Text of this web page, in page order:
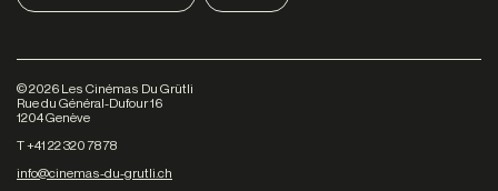
©2026 Les Cinémas Du Grütli
Rue du Général-Dufour 16
1204 Genève
T +41 22 320 78 78
info@cinemas-du-grutli.ch